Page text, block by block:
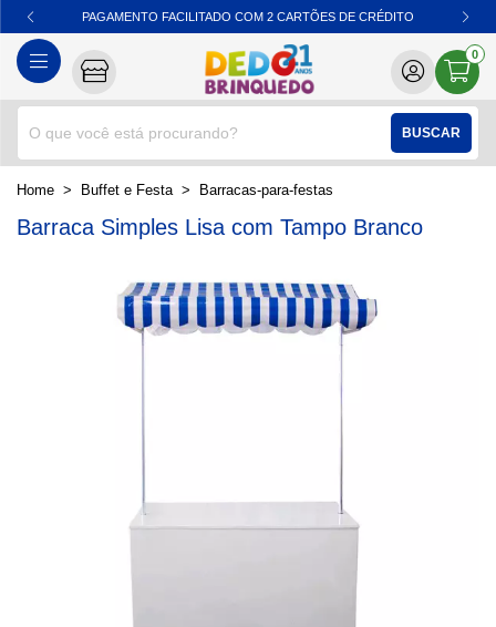
BUSCAR
0
PAGAMENTO FACILITADO COM 2 CARTÕES DE CRÉDITO
home Buffet e Festa barracas-para-festas
Barraca Simples Lisa com Tampo Branco